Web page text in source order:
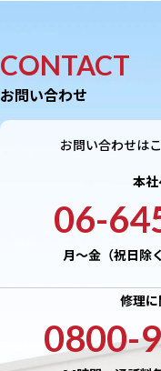
CONTACT
お問い合わせ
お問い合わせは
本
06-
月〜金（祝日除
修理
0800-